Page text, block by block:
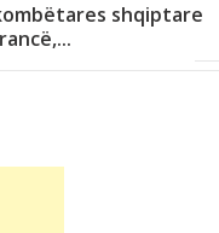
shqiptare